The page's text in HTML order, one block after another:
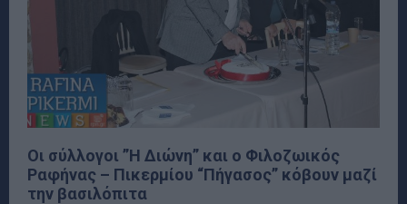
Οι σύλλογοι ”Η Διώνη” και ο Φιλοζωικός
Ραφήνας – Πικερμίου “Πήγασος” κόβουν μαζί
την βασιλόπιτα